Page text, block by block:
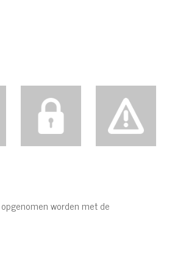
worden met de